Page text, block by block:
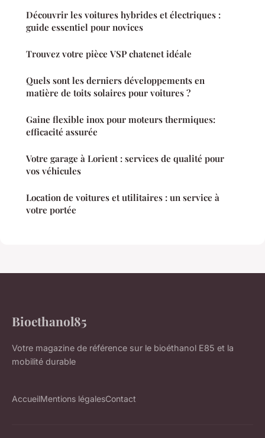
Découvrir les voitures hybrides et électriques :
guide essentiel pour novices
Trouvez votre pièce VSP chatenet idéale
Quels sont les derniers développements en
matière de toits solaires pour voitures ?
Gaine flexible inox pour moteurs thermiques:
efficacité assurée
Votre garage à Lorient : services de qualité pour
vos véhicules
Location de voitures et utilitaires : un service à
votre portée
Bioethanol85
Votre magazine de référence sur le bioéthanol E85 et la
mobilité durable
AccueilMentions légalesContact